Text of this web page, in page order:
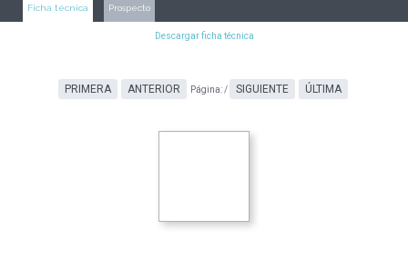
Ficha técnica Prospecto
Descargar ficha técnica
PRIMERA ANTERIOR Página:/ SIGUIENTE ÚLTIMA